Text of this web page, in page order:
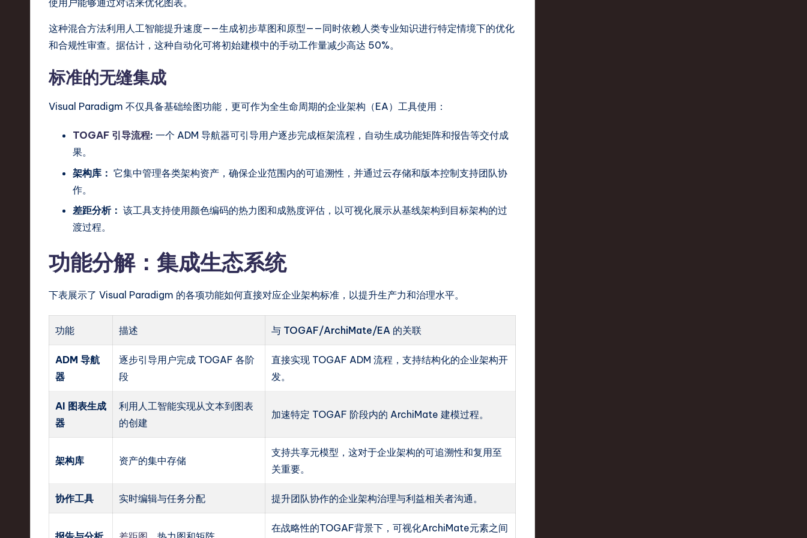
ti
使用户能够通过对话来优化图表。
这种混合方法利用人工智能提升速度——生成初步草图和原型——同时依赖人类专业知识进行特定情境下的优化
和合规性审查。据估计，这种自动化可将初始建模中的手动工作量减少高达 50%。
标准的无缝集成
Visual Paradigm 不仅具备基础绘图功能，更可作为全生命周期的企业架构（EA）工具使用：
TOGAF 引导流程: 一个 ADM 导航器可引导用户逐步完成框架流程，自动生成功能矩阵和报告等交付成
果。
架构库： 它集中管理各类架构资产，确保企业范围内的可追溯性，并通过云存储和版本控制支持团队协
作。
差距分析： 该工具支持使用颜色编码的热力图和成熟度评估，以可视化展示从基线架构到目标架构的过
渡过程。
功能分解：集成生态系统
下表展示了 Visual Paradigm 的各项功能如何直接对应企业架构标准，以提升生产力和治理水平。
功能 描述 与 TOGAF/ArchiMate/EA 的关联
ADM 导航
器
逐步引导用户完成 TOGAF 各阶
段
直接实现 TOGAF ADM 流程，支持结构化的企业架构开
发。
AI 图表生成
器
利用人工智能实现从文本到图表
的创建
加速特定 TOGAF 阶段内的 ArchiMate 建模过程。
架构库 资产的集中存储
支持共享元模型，这对于企业架构的可追溯性和复用至
关重要。
协作工具 实时编辑与任务分配 提升团队协作的企业架构治理与利益相关者沟通。
在战略性的TOGAF背景下，可视化ArchiMate元素之间